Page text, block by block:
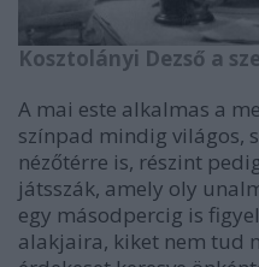
Kosztolányi Dezső a
A mai este alkalmas a
színpad mindig világos,
nézőtérre is, részint
játsszák, amely oly
egy másodpercig is
alakjaira, kiket nem tud